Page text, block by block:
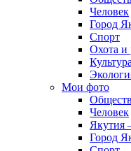
Человек
Город
Спорт
Охота и
Мои фото
Человек
Якутия
Город